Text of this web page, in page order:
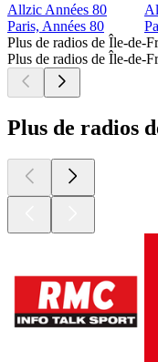
Allzic Années 80
Paris, Années 80
Plus de radios de Île-de-
Plus de radios de Île-de-
Plus de radios